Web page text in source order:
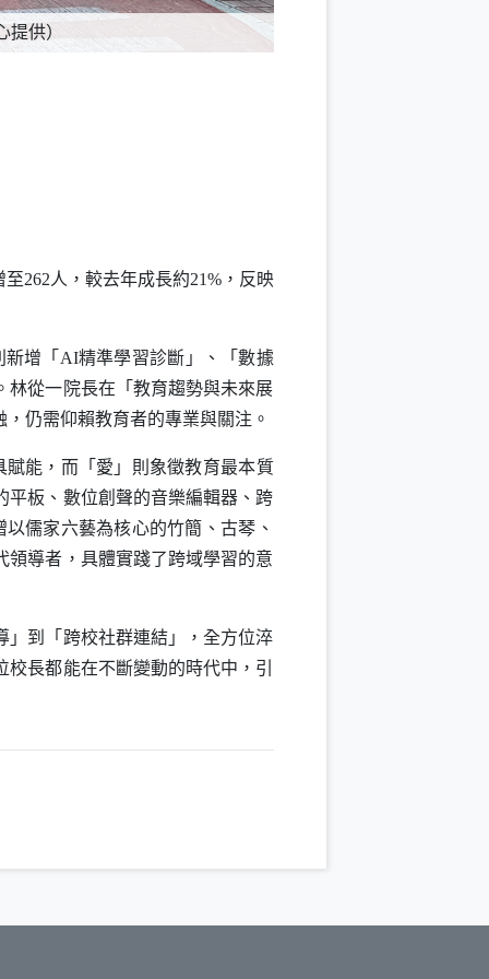
供）
262人，較去年成長約21%，反映
增「 AI精準學習診斷」、「數據
林從一院長在「教育趨勢與未來展
仍需仰賴教育者的專業與關注。
賦能，而「愛」則象徵教育最本質
平板、數位創聲的音樂編輯器、跨
儒家六藝為核心的竹簡、古琴、
導者，具體實踐了跨域學習的意
到「跨校社群連結」，全方位淬
長都能在不斷變動的時代中，引